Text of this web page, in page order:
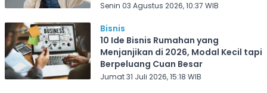
Senin 03 Agustus 2026, 10:37 WIB
Bisnis
10 Ide Bisnis Rumahan yang
Menjanjikan di 2026, Modal Kecil tapi
Berpeluang Cuan Besar
Jumat 31 Juli 2026, 15:18 WIB